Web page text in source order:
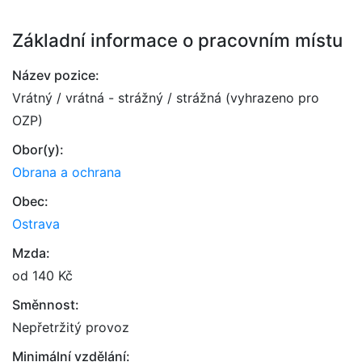
Základní informace o pracovním místu
Název pozice:
Vrátný / vrátná - strážný / strážná (vyhrazeno pro
OZP)
Obor(y):
Obrana a ochrana
Obec:
Ostrava
Mzda:
od 140 Kč
Směnnost:
Nepřetržitý provoz
Minimální vzdělání: